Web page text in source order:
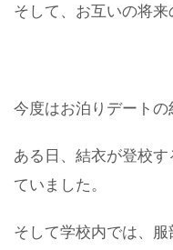
そして、お互いの将来
今度はお泊りデートの
ある日、結衣が登校
ていました。
そして学校内では、